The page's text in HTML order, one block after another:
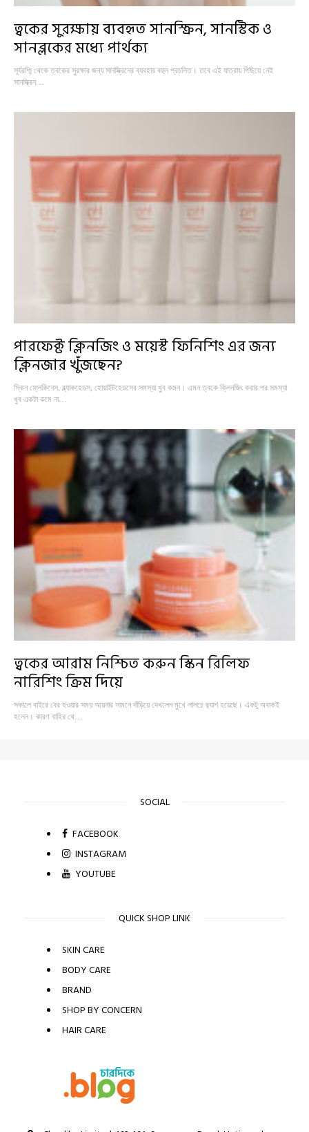
ত্বকের সুরক্ষায় ব্যবহৃত সানস্ক্রিন, সানস্টিক ও
সানব্লকের মধ্যে পার্থক্য
সূর্যরশ্মি থেকে ত্বকের সুরক্ষার জন্য সানস্ক্রিনের ব্যবহার বহুল প্রচলিত। তবে এই যাত্রায় পিছিয়ে নেই
সানস্ক্রিন…
পারফেক্ট ক্লিনজিং ও ময়েস্ট ফিনিশিং এর জন্য
ক্লিনজার খুঁজছেন?
স্কিন ফ্লেকিনেস, ব্ল্যাকহেডস, হোয়াইটহেডসের সমস্যা খুব কমন। এমন ত্বকে ক্লিনজিং করার পর সমস্যা
খুব একটা কমে না…
ত্বকের আরাম নিশ্চিত করুন স্কিন রিলিফ
নারিশিং ক্রিম দিয়ে
সকালে বাইরে বের হওয়ার সময় আয়নার সামনে দাঁড়িয়ে দেখলেন মুখে লালচে র‍্যাশ হয়েছে। একটু অবাকই
হলেন। কারণ বাহির থে…
SOCIAL
FACEBOOK
INSTAGRAM
YOUTUBE
QUICK SHOP LINK
SKIN CARE
BODY CARE
BRAND
SHOP BY CONCERN
HAIR CARE